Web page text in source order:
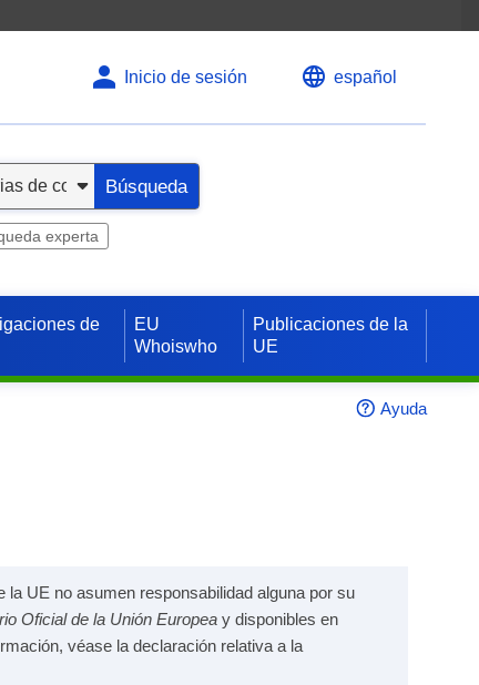
Inicio de sesión español
Búsqueda
experta
de
EU
Whoiswho
Publicaciones de la
UE
Ayuda
UE no asumen responsabilidad alguna por su
Oficial de la Unión Europea y disponibles en
véase la declaración relativa a la